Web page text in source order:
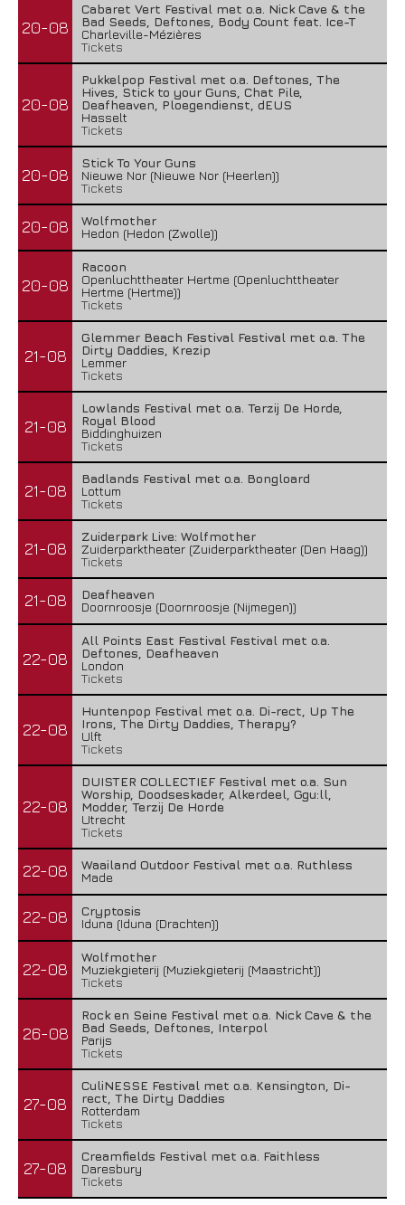
20-08
Cabaret Vert Festival met o.a. Nick Cave & the
Bad Seeds, Deftones, Body Count feat. Ice-T
Charleville-Mézières
Tickets
20-08
Pukkelpop Festival met o.a. Deftones, The
Hives, Stick to your Guns, Chat Pile,
Deafheaven, Ploegendienst, dEUS
Hasselt
Tickets
20-08
Stick To Your Guns
Nieuwe Nor (Nieuwe Nor (Heerlen))
Tickets
20-08
Wolfmother
Hedon (Hedon (Zwolle))
20-08
Racoon
Openluchttheater Hertme (Openluchttheater
Hertme (Hertme))
Tickets
21-08
Glemmer Beach Festival Festival met o.a. The
Dirty Daddies, Krezip
Lemmer
Tickets
21-08
Lowlands Festival met o.a. Terzij De Horde,
Royal Blood
Biddinghuizen
Tickets
21-08
Badlands Festival met o.a. Bongloard
Lottum
Tickets
21-08
Zuiderpark Live: Wolfmother
Zuiderparktheater (Zuiderparktheater (Den Haag))
Tickets
21-08
Deafheaven
Doornroosje (Doornroosje (Nijmegen))
22-08
All Points East Festival Festival met o.a.
Deftones, Deafheaven
London
Tickets
22-08
Huntenpop Festival met o.a. Di-rect, Up The
Irons, The Dirty Daddies, Therapy?
Ulft
Tickets
22-08
DUISTER COLLECTIEF Festival met o.a. Sun
Worship, Doodseskader, Alkerdeel, Ggu:ll,
Modder, Terzij De Horde
Utrecht
Tickets
22-08
Waailand Outdoor Festival met o.a. Ruthless
Made
22-08
Cryptosis
Iduna (Iduna (Drachten))
22-08
Wolfmother
Muziekgieterij (Muziekgieterij (Maastricht))
Tickets
26-08
Rock en Seine Festival met o.a. Nick Cave & the
Bad Seeds, Deftones, Interpol
Parijs
Tickets
27-08
CuliNESSE Festival met o.a. Kensington, Di-
rect, The Dirty Daddies
Rotterdam
Tickets
27-08
Creamfields Festival met o.a. Faithless
Daresbury
Tickets